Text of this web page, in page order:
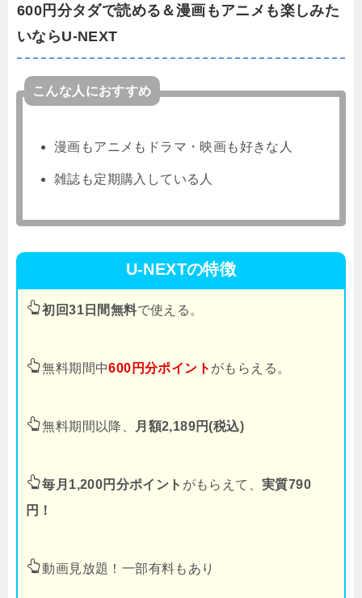
600円分タダで読める＆漫画もアニメも楽しみた
いならU-NEXT
こんな人におすすめ
漫画もアニメもドラマ・映画も好きな人
雑誌も定期購入している人
U-NEXTの特徴
初回31日間無料で使える。
無料期間中600円分ポイント がもらえる。
無料期間以降、 月額2,189円(税込)
毎月1,200円分ポイント がもらえて、実質790
円！
動画見放題！一部有料もあり